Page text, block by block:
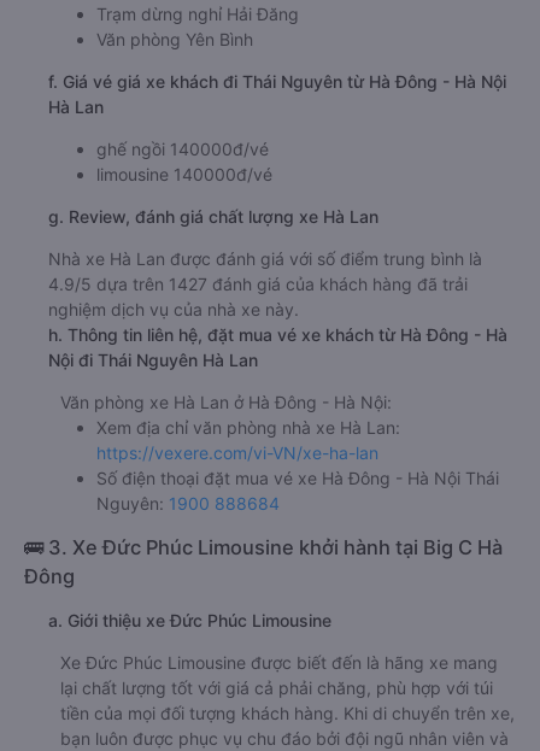
Trạm dừng nghỉ Hải Đăng
Văn phòng Yên Bình
f. Giá vé giá xe khách đi Thái Nguyên từ Hà Đông - Hà Nội
Hà Lan
ghế ngồi 140000đ/vé
limousine 140000đ/vé
g. Review, đánh giá chất lượng xe Hà Lan
Nhà xe Hà Lan được đánh giá với số điểm trung bình là
4.9/5 dựa trên 1427 đánh giá của khách hàng đã trải
nghiệm dịch vụ của nhà xe này.
h. Thông tin liên hệ, đặt mua vé xe khách từ Hà Đông - Hà
Nội đi Thái Nguyên Hà Lan
Văn phòng xe Hà Lan ở Hà Đông - Hà Nội:
Xem địa chỉ văn phòng nhà xe Hà Lan:
https://vexere.com/vi-VN/xe-ha-lan
Số điện thoại đặt mua vé xe Hà Đông - Hà Nội Thái
Nguyên: 1900 888684
🚌 3. Xe Đức Phúc Limousine khởi hành tại Big C Hà
Đông
a. Giới thiệu xe Đức Phúc Limousine
Xe Đức Phúc Limousine được biết đến là hãng xe mang
lại chất lượng tốt với giá cả phải chăng, phù hợp với túi
tiền của mọi đối tượng khách hàng. Khi di chuyển trên xe,
bạn luôn được phục vụ chu đáo bởi đội ngũ nhân viên và